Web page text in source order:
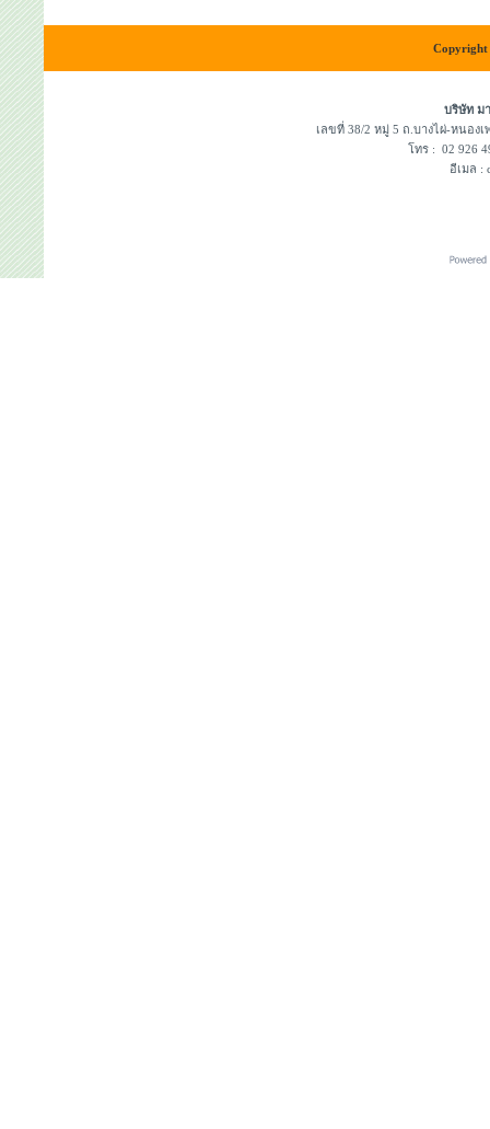
Copyright
บริษัท ม
เลขที่ 38/2 หมู่ 5 ถ.บางไผ่-หนอ
โทร : 02
อีเมล :